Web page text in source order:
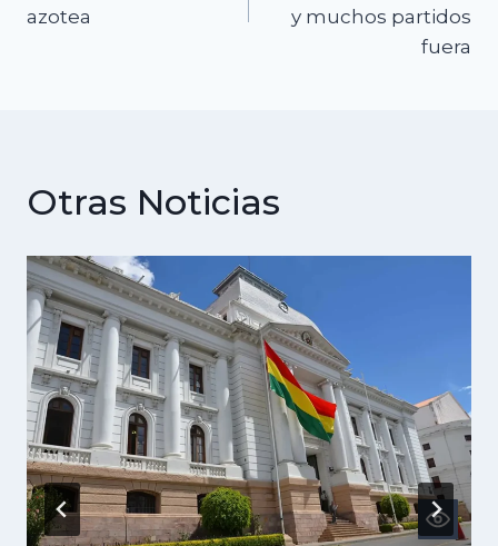
entradas
azotea
y muchos partidos
fuera
Otras Noticias